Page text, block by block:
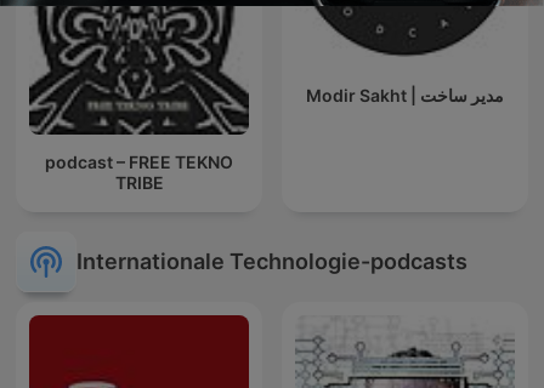
podcast – FREE TEKNO
TRIBE
Modir Sakht | مدیر ساخت
Internationale Technologie-podcasts